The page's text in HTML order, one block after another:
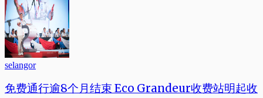
selangor
免费通行逾8个月结束 Eco Grandeur收费站明起收